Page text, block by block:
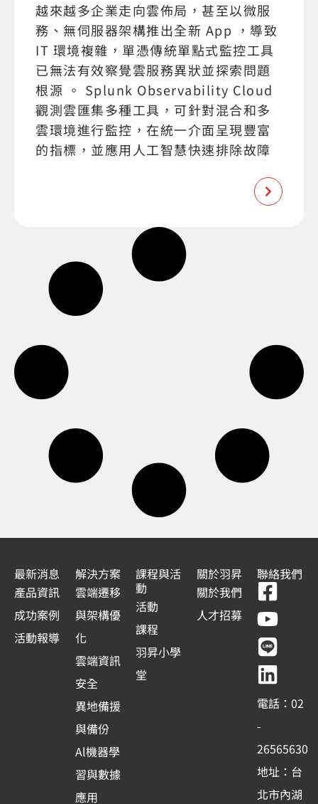
越來越多企業走向雲佈局，甚至以微服
務、無伺服器架構推出全新 App ，導致
IT 環境複雜，單憑傳統單點式監控工具
已無法有效察覺雲服務異狀並探索問題
根源 。 Splunk Observability Cloud
觀測雲匯集多種工具，可針對混合和多
雲環境進行監控，在統一介面呈現豐富
的指標，並應用人工智慧快速排除故障
最新消息
產品資訊
成功案例
活動報導
解決方案
雲端遷移
與架構優
化
雲端資訊
安全
異地備援
與備份
Al機器學
習與數據
應用
課程與活
動
活動
課程
羽昇小學
堂
關於羽昇
關於我們
人才招募
聯絡我們
F
a
c
e
b
o
o
k
-
s
Y
o
u
t
u
b
e
L
i
n
e
L
i
n
k
e
d
i
n
電話：02
-
26565630
地址：台
北市內湖